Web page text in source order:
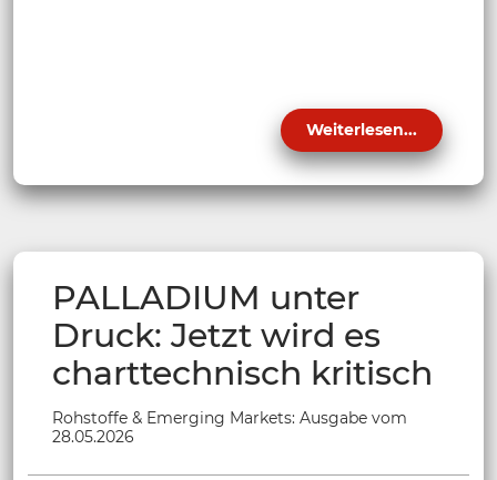
Weiterlesen...
PALLADIUM unter
Druck: Jetzt wird es
charttechnisch kritisch
Rohstoffe & Emerging Markets: Ausgabe vom
28.05.2026